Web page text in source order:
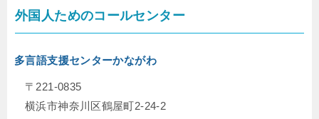
外国人ためのコールセンター
多言語支援センターかながわ
〒221-0835
横浜市神奈川区鶴屋町2-24-2